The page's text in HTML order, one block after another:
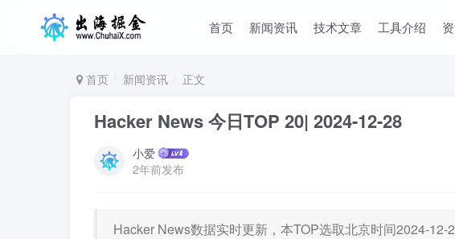
首页 新闻资讯 技术文章 工具介绍
首页 新闻资讯 正文
Hacker News 今日TOP 20| 2024-12-28
小爱
2年前发布
Hacker News数据实时更新，本TOP选取北京时间2024-12-